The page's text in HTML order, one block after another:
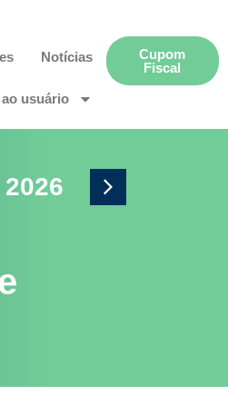
Notícias
usuário
Cupom
Fiscal